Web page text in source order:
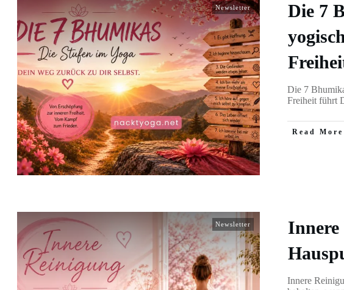
Newsletter
Die 7
Die 7
Freiheit führt
Read More
Newsletter
Innere
Innere